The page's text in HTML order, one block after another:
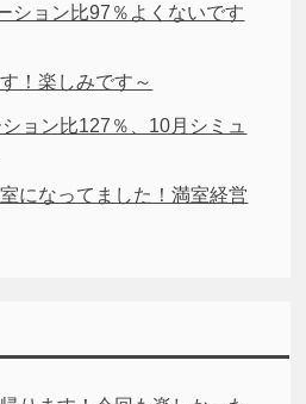
ション比97％よくないです
！楽しみです～
ョン比127％、10月シミュ
になってました！満室経営